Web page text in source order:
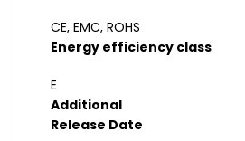
CE, EMC, ROHS
Energy efficiency class
E
Additional
Release Date